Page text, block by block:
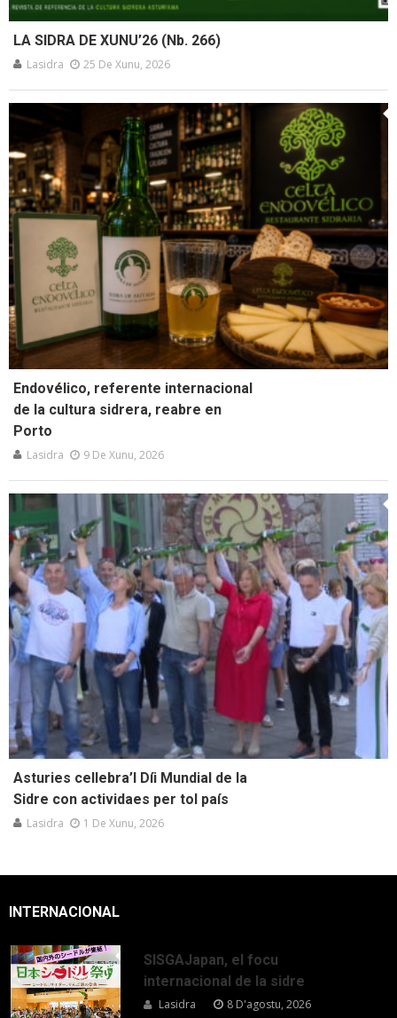
LA SIDRA DE XUNU’26 (Nb. 266)
Lasidra 25 De Xunu, 2026
Endovélico, referente internacional
de la cultura sidrera, reabre en
Porto
Lasidra 9 De Xunu, 2026
Asturies cellebra’l Díi Mundial de la
Sidre con actividaes per tol país
Lasidra 1 De Xunu, 2026
INTERNACIONAL
SISGAJapan, el focu
internacional de la sidre
Lasidra 8 D'agostu, 2026